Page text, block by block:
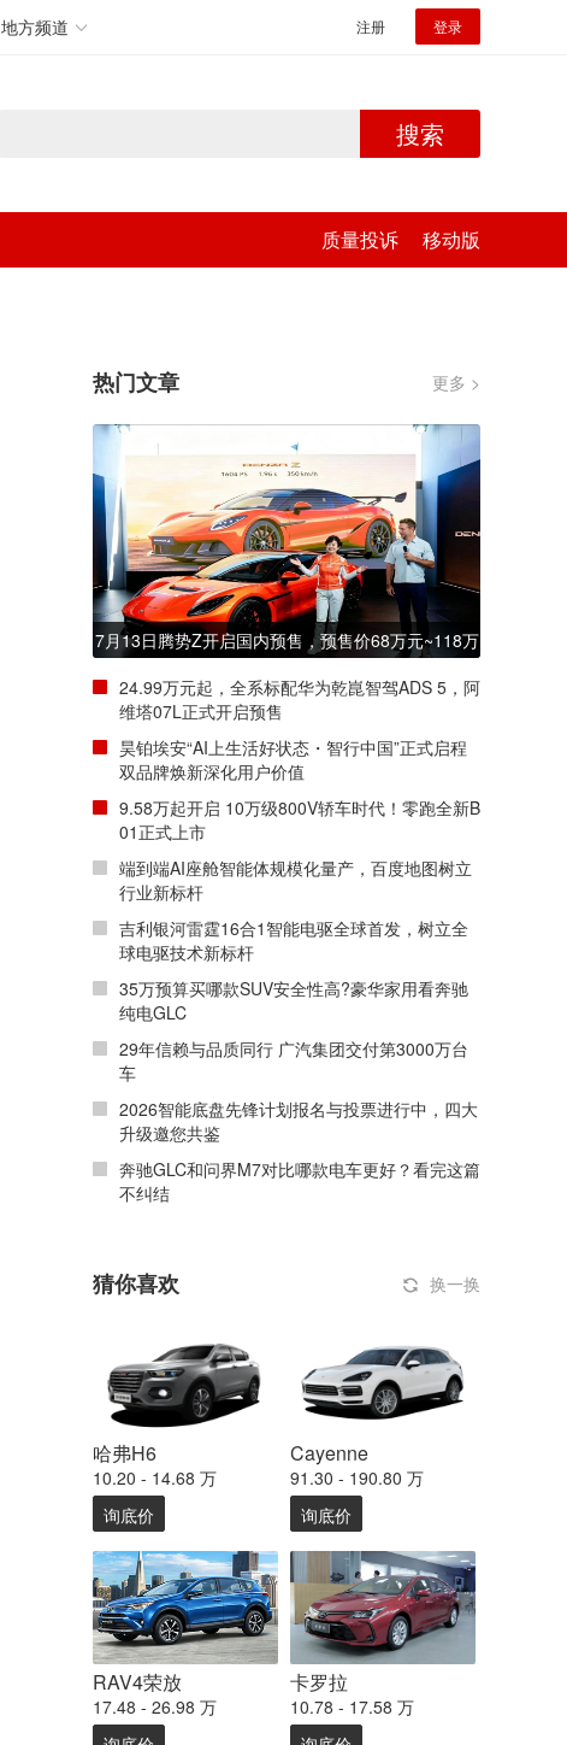
地方频道 注册 登录
搜索
质量投诉 移动版
热门文章 更多 >
7月13日腾势Z开启国内预售，预售价68万元~118万
元
24.99万元起，全系标配华为乾崑智驾ADS 5，阿
维塔07L正式开启预售
昊铂埃安“AI上生活好状态・智行中国”正式启程
双品牌焕新深化用户价值
9.58万起开启 10万级800V轿车时代！零跑全新B
01正式上市
端到端AI座舱智能体规模化量产，百度地图树立
行业新标杆
吉利银河雷霆16合1智能电驱全球首发，树立全
球电驱技术新标杆
35万预算买哪款SUV安全性高?豪华家用看奔驰
纯电GLC
29年信赖与品质同行 广汽集团交付第3000万台
车
2026智能底盘先锋计划报名与投票进行中，四大
升级邀您共鉴
奔驰GLC和问界M7对比哪款电车更好？看完这篇
不纠结
猜你喜欢 换一换
哈弗H6
10.20 - 14.68 万
询底价
Cayenne
91.30 - 190.80 万
询底价
RAV4荣放
17.48 - 26.98 万
卡罗拉
10.78 - 17.58 万